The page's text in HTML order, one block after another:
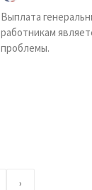
Выплата
работникам
проблемы.
›